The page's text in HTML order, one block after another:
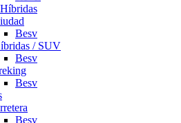
Besv
/ SUV
Besv
Besv
Besv